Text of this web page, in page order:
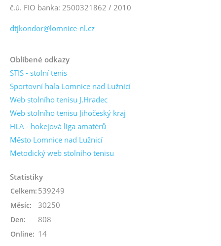
č.ú. FIO banka: 2500321862 / 2010
dtjkondor@lomnice-nl.cz
Oblíbené odkazy
STIS - stolní tenis
Sportovní hala Lomnice nad Lužnicí
Web stolního tenisu J.Hradec
Web stolního tenisu Jihočeský kraj
HLA - hokejová liga amatérů
Město Lomnice nad Lužnicí
Metodický web stolního tenisu
Statistiky
Online: 14
Celkem: 539249
Měsíc: 30250
Den: 808